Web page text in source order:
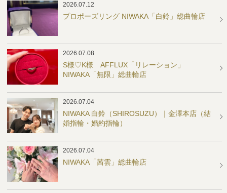
2026.07.12
プロポーズリング NIWAKA「白鈴」総曲輪店
2026.07.08
S様♡K様 AFFLUX「リレーション」
NIWAKA「無限」総曲輪店
2026.07.04
NIWAKA 白鈴（SHIROSUZU）｜金澤本店（結
婚指輪・婚約指輪）
2026.07.04
NIWAKA「茜雲」総曲輪店